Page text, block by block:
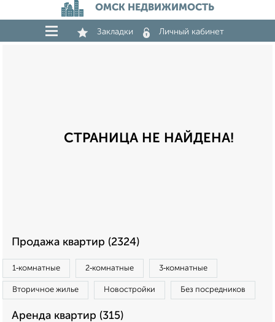
ОМСК НЕДВИЖИМОСТЬ
Закладки Личный кабинет
СТРАНИЦА НЕ НАЙДЕНА!
Продажа квартир (2324)
1‑комнатные 2‑комнатные 3‑комнатные
Вторичное жилье Новостройки Без посредников
Аренда квартир (315)